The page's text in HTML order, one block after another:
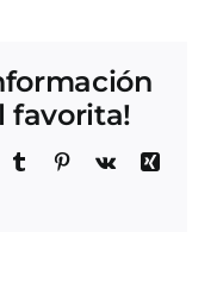
favorita!